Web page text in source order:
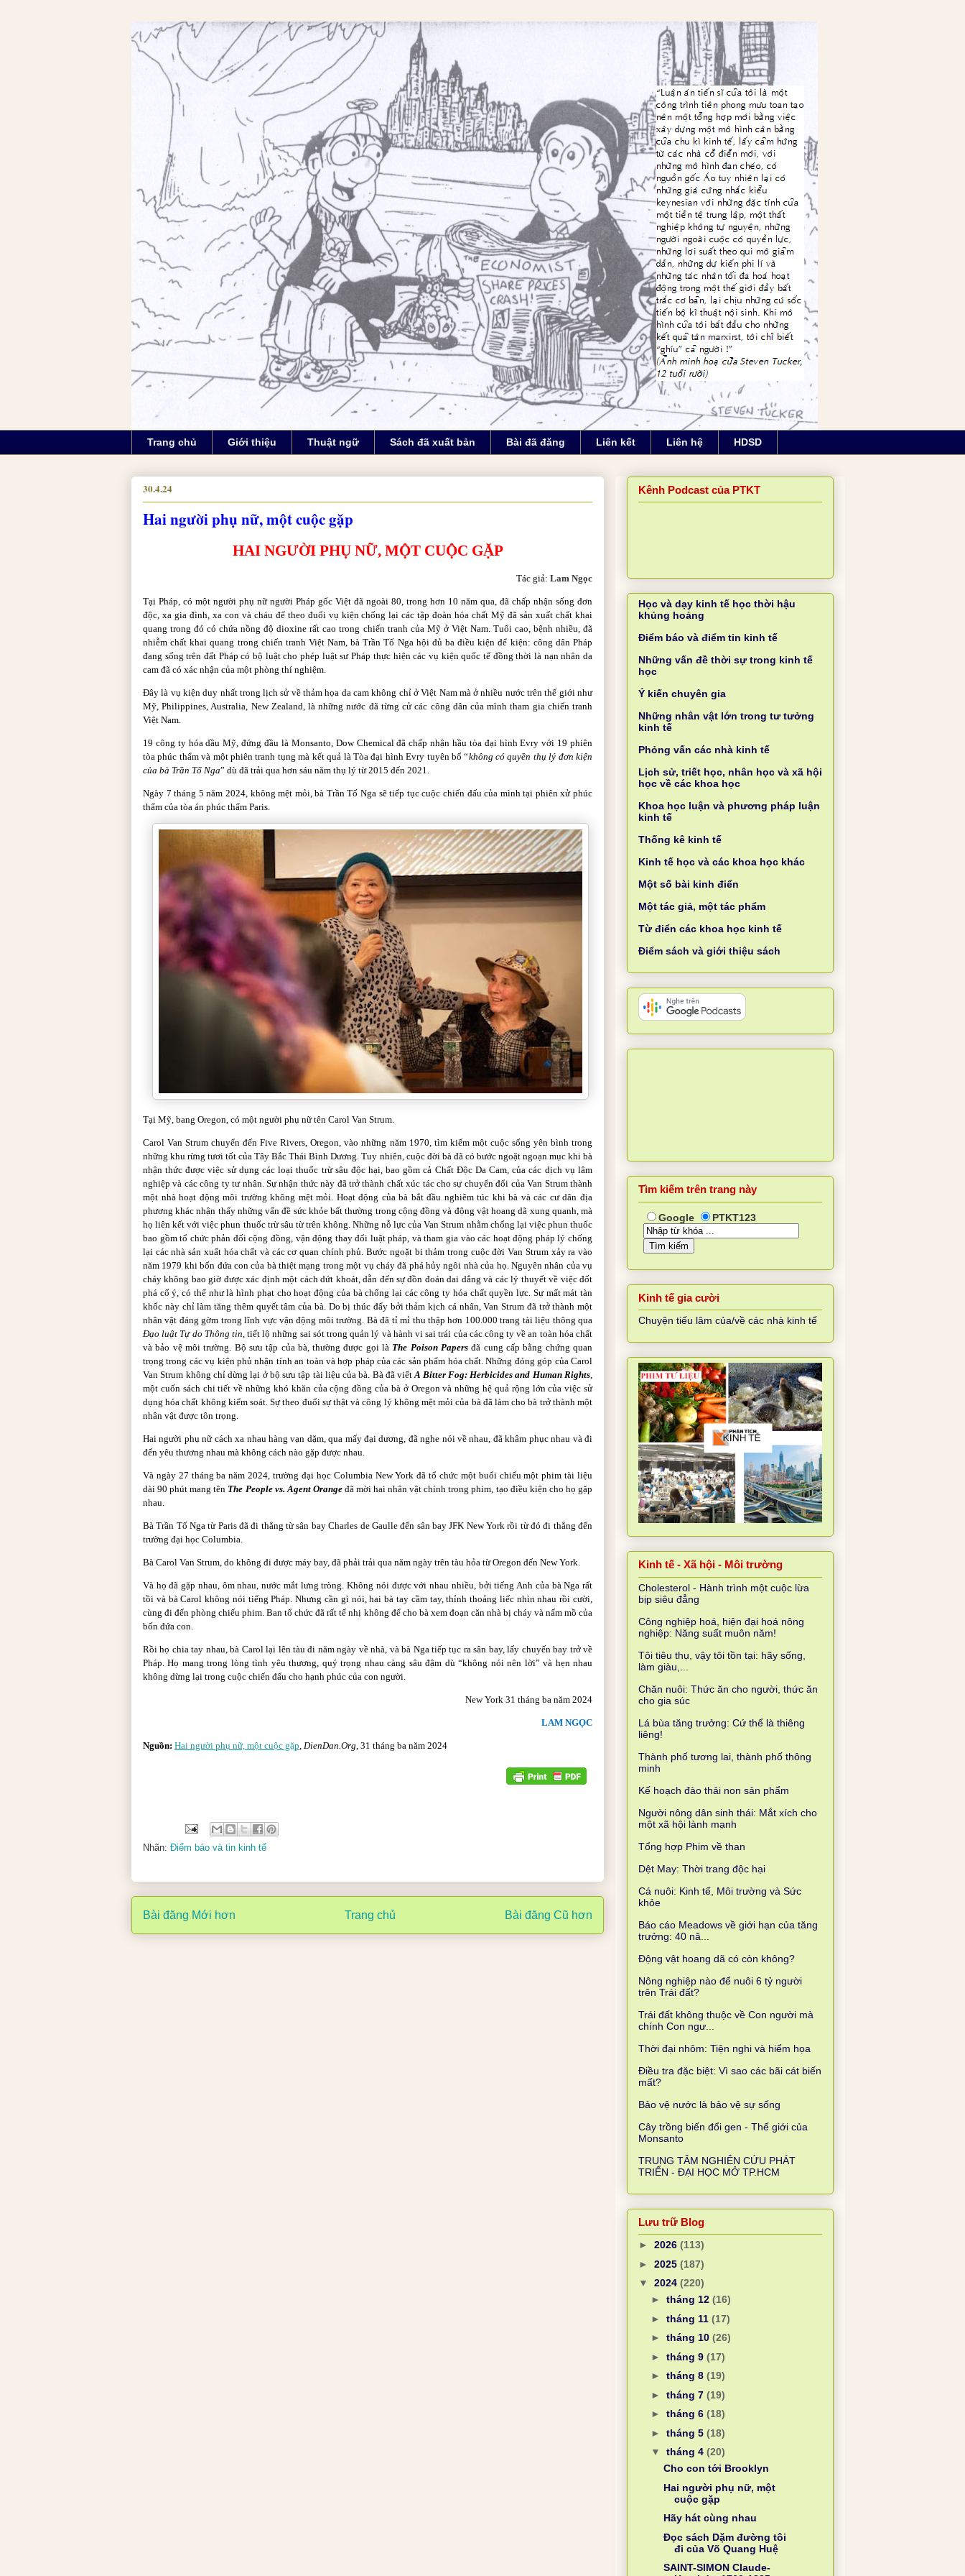
Trang chủ Giới thiệu Thuật ngữ Sách đã xuất bản Bài đã đăng Liên kết Liên hệ HDSD
30.4.24
Hai người phụ nữ, một cuộc gặp
HAI NGƯỜI PHỤ NỮ, MỘT CUỘC GẶP
Tác giả: Lam Ngọc
Tại Pháp, có một người phụ nữ người Pháp gốc Việt đã ngoài 80, trong hơn 10 năm qua, đã chấp nhận sống đơn
độc, xa gia đình, xa con và cháu để theo đuổi vụ kiện chống lại các tập đoàn hóa chất Mỹ đã sản xuất chất khai
quang trong đó có chứa nồng độ dioxine rất cao trong chiến tranh của Mỹ ở Việt Nam. Tuổi cao, bệnh nhiều, đã
nhiễm chất khai quang trong chiến tranh Việt Nam, bà Trần Tố Nga hội đủ ba điều kiện để kiện: công dân Pháp
đang sống trên đất Pháp có bộ luật cho phép luật sư Pháp thực hiện các vụ kiện quốc tế đồng thời là nạn nhân da
cam đã có xác nhận của một phòng thí nghiệm.
Đây là vụ kiện duy nhất trong lịch sử về thảm họa da cam không chỉ ở Việt Nam mà ở nhiều nước trên thế giới như
Mỹ, Philippines, Australia, New Zealand, là những nước đã từng cử các công dân của mình tham gia chiến tranh
Việt Nam.
19 công ty hóa dầu Mỹ, đứng đầu là Monsanto, Dow Chemical đã chấp nhận hầu tòa đại hình Evry với 19 phiên
tòa phúc thẩm và một phiên tranh tụng mà kết quả là Tòa đại hình Evry tuyên bố “không có quyền thụ lý đơn kiện
của bà Trần Tố Nga” dù đã trải qua hơn sáu năm thụ lý từ 2015 đến 2021.
Ngày 7 tháng 5 năm 2024, không mệt mỏi, bà Trần Tố Nga sẽ tiếp tục cuộc chiến đấu của mình tại phiên xử phúc
thẩm của tòa án phúc thẩm Paris.
Tại Mỹ, bang Oregon, có một người phụ nữ tên Carol Van Strum.
Carol Van Strum chuyển đến Five Rivers, Oregon, vào những năm 1970, tìm kiếm một cuộc sống yên bình trong
những khu rừng tươi tốt của Tây Bắc Thái Bình Dương. Tuy nhiên, cuộc đời bà đã có bước ngoặt ngoạn mục khi bà
nhận thức được việc sử dụng các loại thuốc trừ sâu độc hại, bao gồm cả Chất Độc Da Cam, của các dịch vụ lâm
nghiệp và các công ty tư nhân. Sự nhận thức này đã trở thành chất xúc tác cho sự chuyển đổi của Van Strum thành
một nhà hoạt động môi trường không mệt mỏi. Hoạt động của bà bắt đầu nghiêm túc khi bà và các cư dân địa
phương khác nhận thấy những vấn đề sức khỏe bất thường trong cộng đồng và động vật hoang dã xung quanh, mà
họ liên kết với việc phun thuốc trừ sâu từ trên không. Những nỗ lực của Van Strum nhằm chống lại việc phun thuốc
bao gồm tổ chức phản đối cộng đồng, vận động thay đổi luật pháp, và tham gia vào các hoạt động pháp lý chống
lại các nhà sản xuất hóa chất và các cơ quan chính phủ. Bước ngoặt bi thảm trong cuộc đời Van Strum xảy ra vào
năm 1979 khi bốn đứa con của bà thiệt mạng trong một vụ cháy đã phá hủy ngôi nhà của họ. Nguyên nhân của vụ
cháy không bao giờ được xác định một cách dứt khoát, dẫn đến sự đồn đoán dai dẳng và các lý thuyết về việc đốt
phá cố ý, có thể như là hình phạt cho hoạt động của bà chống lại các công ty hóa chất quyền lực. Sự mất mát tàn
khốc này chỉ làm tăng thêm quyết tâm của bà. Do bị thúc đẩy bởi thảm kịch cá nhân, Van Strum đã trở thành một
nhân vật đáng gờm trong lĩnh vực vận động môi trường. Bà đã tỉ mỉ thu thập hơn 100.000 trang tài liệu thông qua
Đạo luật Tự do Thông tin , tiết lộ những sai sót trong quản lý và hành vi sai trái của các công ty về an toàn hóa chất
và bảo vệ môi trường. Bộ sưu tập của bà, thường được gọi là The Poison Papers đã cung cấp bằng chứng quan
trọng trong các vụ kiện phủ nhận tính an toàn và hợp pháp của các sản phẩm hóa chất. Những đóng góp của Carol
Van Strum không chỉ dừng lại ở bộ sưu tập tài liệu của bà. Bà đã viếtA Bitter Fog: Herbicides and Human Rights
một cuốn sách chi tiết về những khó khăn của cộng đồng của bà ở Oregon và những hệ quả rộng lớn của việc sử
dụng hóa chất không kiểm soát. Sự theo đuổi sự thật và công lý không mệt mỏi của bà đã làm cho bà trở thành một
nhân vật được tôn trọng.
Hai người phụ nữ cách xa nhau hàng vạn dặm, qua mấy đại dương, đã nghe nói về nhau, đã khâm phục nhau và đi
đến yêu thương nhau mà không cách nào gặp được nhau.
Và ngày 27 tháng ba năm 2024, trường đại học Columbia New York đã tổ chức một buổi chiếu một phim tài liệu
dài 90 phút mang tên The People vs. Agent Orangeđã mời hai nhân vật chính trong phim, tạo điều kiện cho họ gặp
nhau.
Bà Trần Tố Nga từ Paris đã đi thẳng từ sân bay Charles de Gaulle đến sân bay JFK New York rồi từ đó đi thẳng đến
trường đại học Columbia.
Bà Carol Van Strum, do không đi được máy bay, đã phải trải qua năm ngày trên tàu hỏa từ Oregon đến New York.
Và họ đã gặp nhau, ôm nhau, nước mắt lưng tròng. Không nói được với nhau nhiều, bởi tiếng Anh của bà Nga rất
tồi và bà Carol không nói tiếng Pháp. Nhưng cần gì nói, hai bà tay cầm tay, thỉnh thoảng liếc nhìn nhau rồi cười,
cùng đi đến phòng chiếu phim. Ban tổ chức đã rất tế nhị không để cho bà xem đoạn căn nhà bị cháy và nấm mồ của
bốn đứa con.
Rồi họ chia tay nhau, bà Carol lại lên tàu đi năm ngày về nhà, và bà Nga tiếp tục ra sân bay, lấy chuyến bay trở về
Pháp. Họ mang trong lòng tình yêu thương, quý trọng nhau càng sâu đậm dù “không nói nên lời” và hẹn nhau
không dừng lại trong cuộc chiến đấu cho hạnh phúc của con người.
New York 31 tháng ba năm 2024
LAM NGỌC
Nguồn: Hai người phụ nữ, một cuộc gặp DienDan.Org 31 tháng ba năm 2024
Nhãn: Điểm báo và tin kinh tế
Bài đăng Mới hơn Bài đăng Cũ hơn
Trang chủ
Kênh Podcast của PTKT
Học và dạy kinh tế học thời hậu
khủng hoảng
Điểm báo và điểm tin kinh tế
Những vấn đề thời sự trong kinh tế
học
Ý kiến chuyên gia
Những nhân vật lớn trong tư tưởng
kinh tế
Phỏng vấn các nhà kinh tế
Lịch sử, triết học, nhân học và xã hội
học về các khoa học
Khoa học luận và phương pháp luận
kinh tế
Thống kê kinh tế
Kinh tế học và các khoa học khác
Một số bài kinh điển
Một tác giả, một tác phẩm
Từ điển các khoa học kinh tế
Điểm sách và giới thiệu sách
Tìm kiếm trên trang này
Google PTKT123
Kinh tế gia cười
Chuyện tiếu lâm của/về các nhà kinh tế
Kinh tế - Xã hội - Môi trường
Cholesterol - Hành trình một cuộc lừa
bịp siêu đẳng
Công nghiệp hoá, hiện đại hoá nông
nghiệp: Năng suất muôn năm!
Tôi tiêu thụ, vậy tôi tồn tại: hãy sống,
làm giàu,...
Chăn nuôi: Thức ăn cho người, thức ăn
cho gia súc
Lá bùa tăng trưởng: Cứ thể là thiêng
liêng!
Thành phố tương lai, thành phố thông
minh
Kế hoạch đào thải non sản phẩm
Người nông dân sinh thái: Mắt xích cho
một xã hội lành mạnh
Tổng hợp Phim về than
Dệt May: Thời trang độc hại
Cá nuôi: Kinh tế, Môi trường và Sức
khỏe
Báo cáo Meadows về giới hạn của tăng
trưởng: 40 nă...
Động vật hoang dã có còn không?
Nông nghiệp nào để nuôi 6 tỷ người
trên Trái đất?
Trái đất không thuộc về Con người mà
chính Con ngư...
Thời đại nhôm: Tiện nghi và hiểm họa
Điều tra đặc biệt: Vì sao các bãi cát biến
mất?
Bảo vệ nước là bảo vệ sự sống
Cây trồng biến đổi gen - Thế giới của
Monsanto
TRUNG TÂM NGHIÊN CỨU PHÁT
TRIỂN - ĐẠI HỌC MỞ TP.HCM
Lưu trữ Blog
► 2026 (113)
► 2025 (187)
▼ 2024 (220)
► tháng 12 (16)
► tháng 11 (17)
► tháng 10 (26)
► tháng 9 (17)
► tháng 8 (19)
► tháng 7 (19)
► tháng 6 (18)
► tháng 5 (18)
▼ tháng 4 (20)
Cho con tới Brooklyn
Hai người phụ nữ, một
cuộc gặp
Hãy hát cùng nhau
Đọc sách Dặm đường tôi
đi của Võ Quang Huệ
SAINT-SIMON Claude-